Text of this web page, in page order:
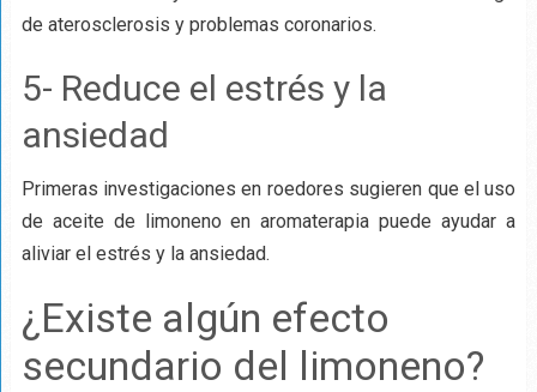
de aterosclerosis y problemas coronarios.
5- Reduce el estrés y la
ansiedad
Primeras investigaciones en roedores sugieren que el uso
de aceite de limoneno en aromaterapia puede ayudar a
aliviar el estrés y la ansiedad.
¿Existe algún efecto
secundario del limoneno?